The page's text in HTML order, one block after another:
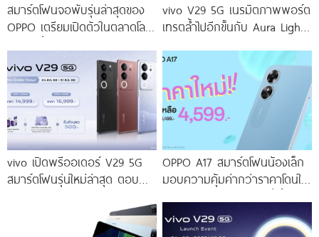
สมาร์ตโฟนจอพับรุ่นล่าสุดของ
OPPO เตรียมเปิดตัวในตลาดโลก
vivo V29 5G เนรมิตภาพพอร์ต
เทรตล้ำไปอีกขั้นกับ Aura Light
โดดเด่นด้วยสุนทรียศาสตร์แห่ง
vivo เปิดพรีออเดอร์ V29 5G
สมาร์ตโฟนรุ่นใหม่ล่าสุด ตอบ
ราคาเริ่มต้นเพียง 14,999 บาท
จัดเต็มกับโปรโมชันพิเศษก่อนใคร
OPPO A17 สมาร์ตโฟนน้องเล็ก
มอบความคุ้มค่ากว่าราคาโดนใจ
ราคาใหม่เพียง 4,599 บาท
เท่านั้น!